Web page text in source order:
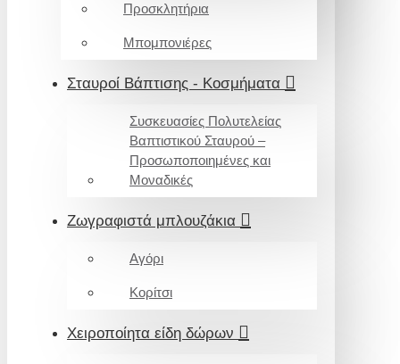
Προσκλητήρια
Μπομπονιέρες
Σταυροί Βάπτισης - Κοσμήματα
Συσκευασίες Πολυτελείας
Βαπτιστικού Σταυρού –
Προσωποποιημένες και
Μοναδικές
Ζωγραφιστά μπλουζάκια
Αγόρι
Κορίτσι
Χειροποίητα είδη δώρων